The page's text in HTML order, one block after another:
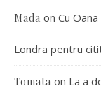
Mada on Cu
Londra pentru
Tomata on La a